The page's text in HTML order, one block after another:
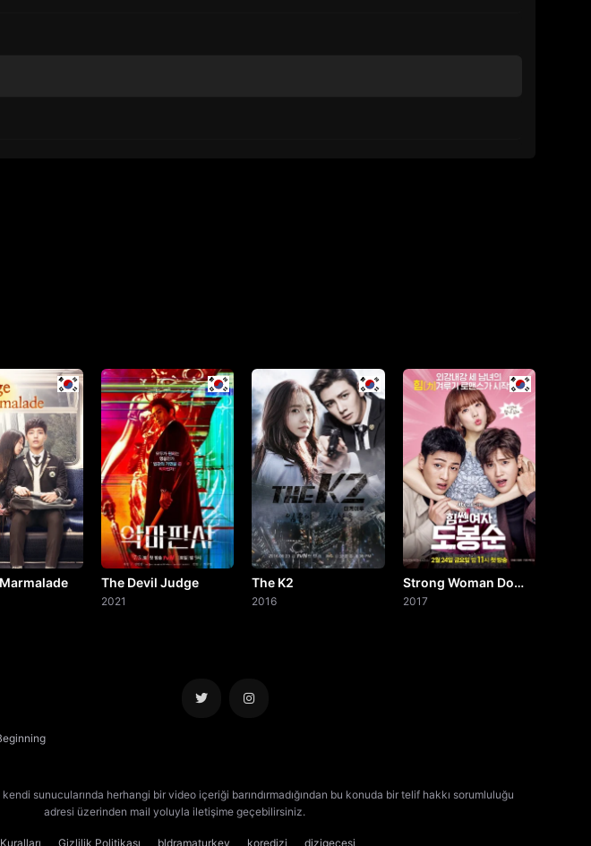
The Devil Judge
2021
The K2
2016
Strong Woman Do
Bong Soon
2017
sunucularında herhangi bir video içeriği barındırmadığından bu konuda bir telif hakkı sorumluluğu
adresi üzerinden mail yoluyla iletişime geçebilirsiniz.
Gizlilik Politikası bldramaturkey koredizi dizigecesi